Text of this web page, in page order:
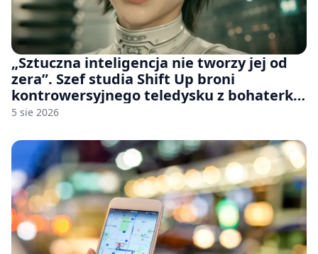
„Sztuczna inteligencja nie tworzy jej od
zera”. Szef studia Shift Up broni
kontrowersyjnego teledysku z bohaterką
Stellar Blade: Blood Rain
5 sie 2026